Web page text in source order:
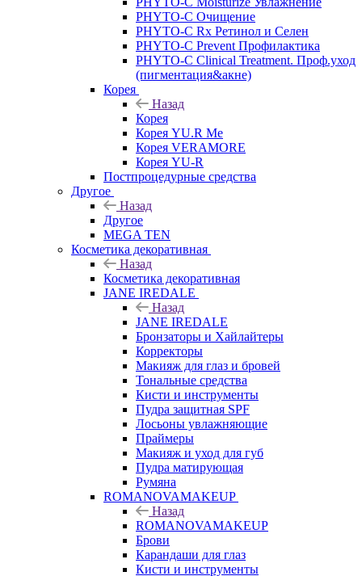
PHYTO-C Очищение
PHYTO-C Rx Ретинол и Селен
PHYTO-C Prevent Профилактика
PHYTO-C Clinical Treatment. Проф.уход
(пигментация&акне)
Корея
Назад
Корея
Корея YU.R Me
Корея VERAMORE
Корея YU-R
Постпроцедурные средства
Другое
Назад
Другое
MEGA TEN
Косметика декоративная
Назад
Косметика декоративная
JANE IREDALE
Назад
JANE IREDALE
Бронзаторы и Хайлайтеры
Корректоры
Макияж для глаз и бровей
Тональные средства
Кисти и инструменты
Пудра защитная SPF
Лосьоны увлажняющие
Праймеры
Макияж и уход для губ
Пудра матирующая
Румяна
ROMANOVAMAKEUP
Назад
ROMANOVAMAKEUP
Брови
Карандаши для глаз
Кисти и инструменты